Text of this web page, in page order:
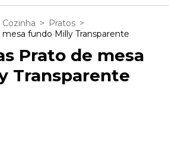
> Pratos >
fundo Milly Transparente
Prato de mesa
Transparente